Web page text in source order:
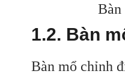
Bàn
1.2. Bàn
Bàn mổ chỉnh